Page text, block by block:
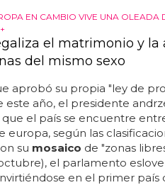
EN CAMBIO VIVE UNA OLEADA
el matrimonio y la
del mismo sexo
aprobó su propia "ley de
este año, el presidente
el país se encuentre
europa, según las
su mosaico de "zonas
el parlamento
en el primer país